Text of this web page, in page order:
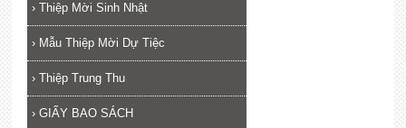
› Thiệp Mời Sinh Nhật
› Mẫu Thiệp Mời Dự Tiệc
› Thiệp Trung Thu
› GIẤY BAO SÁCH